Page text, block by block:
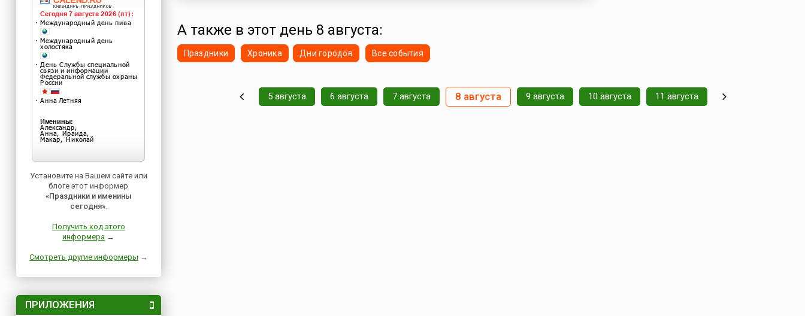
Установите на Вашем сайте или
блоге этот информер
«Праздники и именины
сегодня».
Получить код этого
информера →
Смотреть другие информеры →
ПРИЛОЖЕНИЯ
А также в этот день 8 августа:
Праздники Хроника Дни городов Все события
5 августа 6 августа 7 августа 8 августа 9 августа 10 августа 11 августа